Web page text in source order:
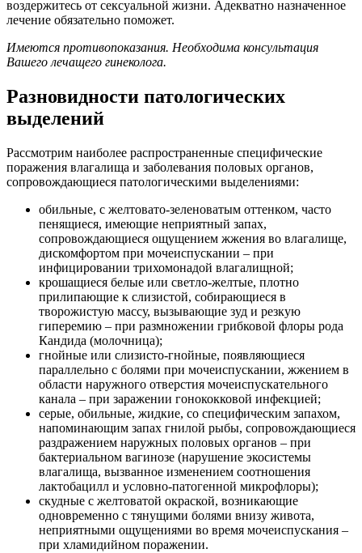
воздержитесь от сексуальной жизни. Адекватно назначенное
лечение обязательно поможет.
Имеются противопоказания. Необходима консультация
Вашего лечащего гинеколога.
Разновидности патологических
выделений
Рассмотрим наиболее распространенные специфические
поражения влагалища и заболевания половых органов,
сопровождающиеся патологическими выделениями:
обильные, с желтовато-зеленоватым оттенком, часто
пенящиеся, имеющие неприятный запах,
сопровождающиеся ощущением жжения во влагалище,
дискомфортом при мочеиспускании – при
инфицировании трихомонадой влагалищной;
крошащиеся белые или светло-желтые, плотно
прилипающие к слизистой, собирающиеся в
творожистую массу, вызывающие зуд и резкую
гиперемию – при размножении грибковой флоры рода
Кандида (молочница);
гнойные или слизисто-гнойные, появляющиеся
параллельно с болями при мочеиспускании, жжением в
области наружного отверстия мочеиспускательного
канала – при заражении гонококковой инфекцией;
серые, обильные, жидкие, со специфическим запахом,
напоминающим запах гнилой рыбы, сопровождающиеся
раздражением наружных половых органов – при
бактериальном вагинозе (нарушение экосистемы
влагалища, вызванное изменением соотношения
лактобацилл и условно-патогенной микрофлоры);
скудные с желтоватой окраской, возникающие
одновременно с тянущими болями внизу живота,
неприятными ощущениями во время мочеиспускания –
при хламидийном поражении.